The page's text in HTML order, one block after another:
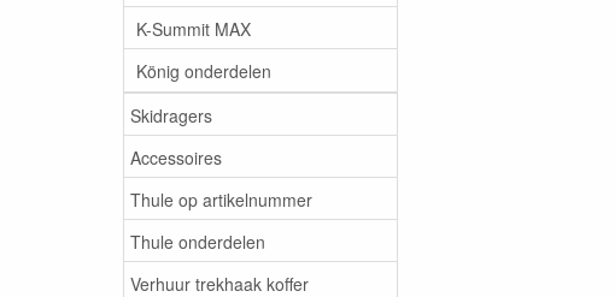
K-Summit MAX
König onderdelen
Skidragers
Accessoires
Thule op artikelnummer
Thule onderdelen
Verhuur trekhaak koffer